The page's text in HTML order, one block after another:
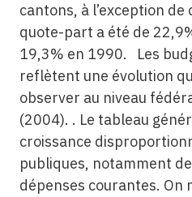
cantons, à l’exception de
quote-part a été de
19,3% en 1990. Les
reflètent une évolution
observer au niveau
(2004). . Le tableau
croissance
publiques, notamment
dépenses courantes.